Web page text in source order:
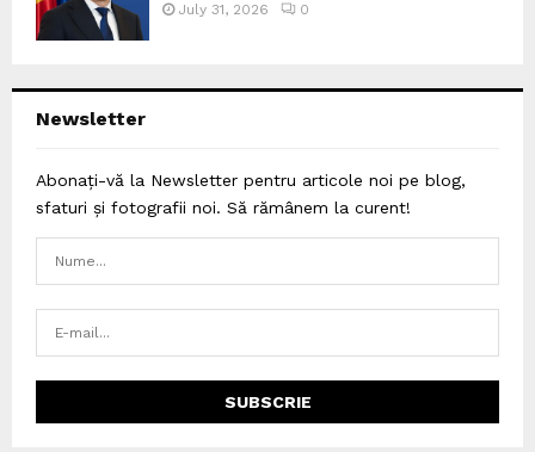
July 31, 2026 0
Newsletter
Abonați-vă la Newsletter pentru articole noi pe blog,
sfaturi și fotografii noi. Să rămânem la curent!